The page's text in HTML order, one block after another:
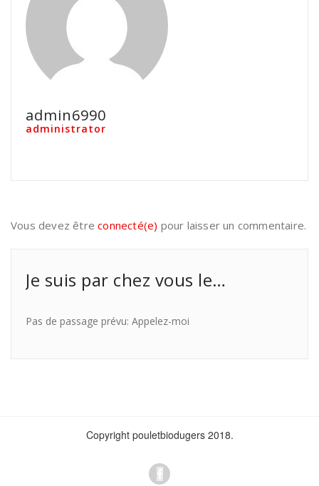
admin6990
administrator
Vous devez êtreconnecté(e) pour laisser un commentaire.
Je suis par chez vous le…
Pas de passage prévu: Appelez-moi
Copyright pouletbiodugers 2018.